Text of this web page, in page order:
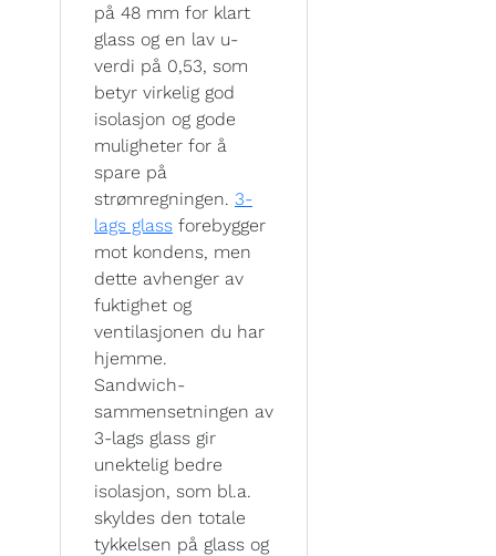
på 48 mm for klart
glass og en lav u-
verdi på 0,53, som
betyr virkelig god
isolasjon og gode
muligheter for å
spare på
strømregningen. 3-
lags glass forebygger
mot kondens, men
dette avhenger av
fuktighet og
ventilasjonen du har
hjemme.
Sandwich-
sammensetningen av
3-lags glass gir
unektelig bedre
isolasjon, som bl.a.
skyldes den totale
tykkelsen på glass og